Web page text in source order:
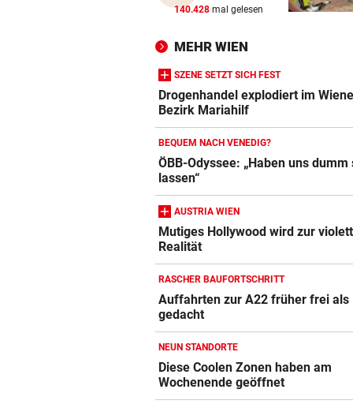
140.428 mal gelesen
MEHR WIEN
SZENE SETZT SICH FEST
Drogenhandel explodiert im
Bezirk Mariahilf
BEQUEM NACH VENEDIG?
ÖBB-Odyssee: „Haben uns
lassen“
AUSTRIA WIEN
Mutiges Hollywood wird zur
Realität
RASCHER BAUFORTSCHRITT
Auffahrten zur A22 früher frei als
gedacht
NEUN STANDORTE
Diese Coolen Zonen haben am
Wochenende geöffnet